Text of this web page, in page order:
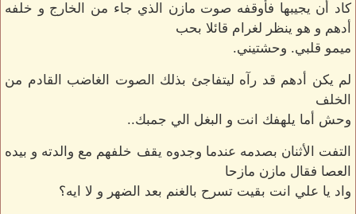
كاد أن يجيبها فأوقفه صوت مازن الذي جاء من الخارج و خلفه
أدهم و هو ينظر لغرام قائلا بحب
ميمو قلبي. وحشتيني.
لم يكن أدهم قد رآه ليتفاجئ بذلك الصوت الغاضب القادم من
الخلف
وحش أما يلهفك انت و البغل الي جمبك..
التفت الأثنان بصدمه عندما وجدوه يقف خلفهم مع والدته و بيده
العصا فقال مازن مازحا
واد يا علي انت بقيت تسرح بالغنم بعد الضهر و لا ايه؟